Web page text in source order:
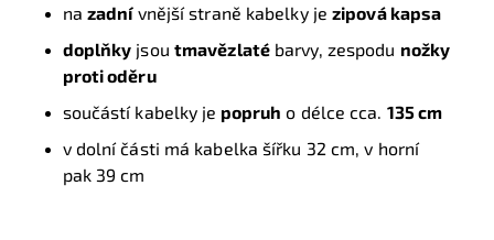
na zadnívnější straně kabelky jezipová kapsa
doplňky jsou tmavězlatébarvy, zespodu nožky
proti oděru
součástí kabelky je popruh o délce cca. 135 cm
v dolní části má kabelka šířku 32 cm, v horní
pak 39 cm